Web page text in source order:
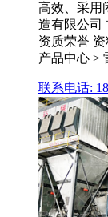
高效、采用
造有限公司
资质荣誉
产品中心 >
联系电话: